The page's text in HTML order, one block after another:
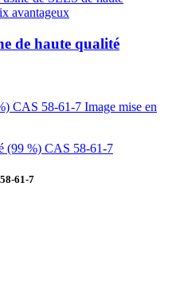
de haute qualité
61-7